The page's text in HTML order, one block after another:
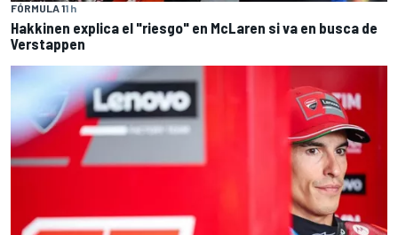
FÓRMULA 11 h
Hakkinen explica el "riesgo" en McLaren si va en busca de
Verstappen